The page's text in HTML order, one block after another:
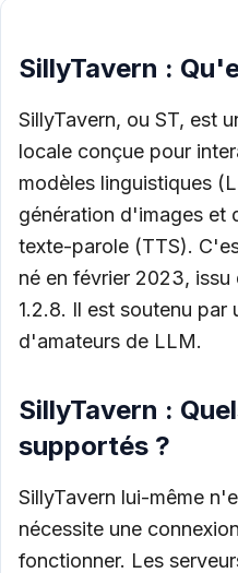
SillyTavern :
SillyTavern, ou ST, est
locale conçue pour
modèles linguistiques
génération d'images et
texte-parole (TTS).
né en février 2023,
1.2.8. Il est soutenu par
d'amateurs de LLM.
SillyTavern :
supportés ?
SillyTavern lui-même
nécessite une
fonctionner. Les